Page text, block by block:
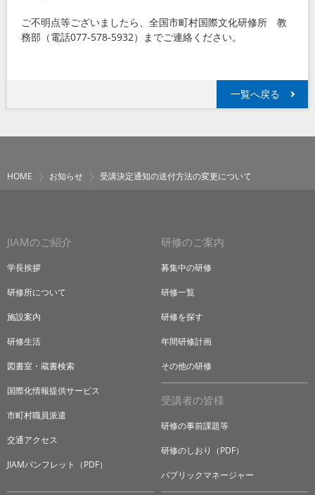
ご不明点等ございましたら、全国市町村国際文化研修所 教
務部（電話077-578-5932）までご連絡ください。
一覧へ戻る
HOME お知らせ 受講決定通知の送付方法の変更について
JIAMのご紹介
学長挨拶
研修所について
施設案内
研修生活
図書室・蔵書検索
国際化情報提供サービス
市町村職員派遣
交通アクセス
JIAMパンフレット（PDF）
研修のご案内
募集中の研修
研修一覧
研修を探す
年間研修計画
その他の研修
受講者の皆様
研修の事前課題等
研修のしおり（PDF）
パブリックマネージャー